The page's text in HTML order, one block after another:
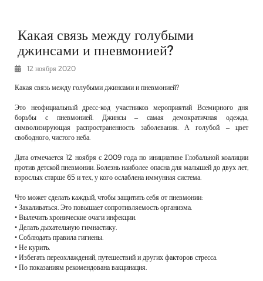
К СВЕДЕНИЮ
КОНКУРСЫ
ФОТОРЕПОРТАЖИ
РЕКЛАМОДАТЕЛЯМ
КОНТАКТЫ
Какая связь между голубыми
джинсами и пневмонией?
12 ноября 2020
Какая связь между голубыми джинсами и пневмонией?
Это неофициальный дресс-код участников мероприятий Всемирного дня
борьбы с пневмонией. Джинсы – самая демократичная одежда,
символизирующая распространенность заболевания. А голубой – цвет
свободного, чистого неба.
Дата отмечается 12 ноября с 2009 года по инициативе Глобальной коалиции
против детской пневмонии. Болезнь наиболее опасна для малышей до двух лет,
взрослых старше 65 и тех, у кого ослаблена иммунная система.
Что может сделать каждый, чтобы защитить себя от пневмонии:
• Закаливаться. Это повышает сопротивляемость организма.
• Вылечить хронические очаги инфекции.
• Делать дыхательную гимнастику.
• Соблюдать правила гигиены.
• Не курить.
• Избегать переохлаждений, путешествий и других факторов стресса.
• По показаниям рекомендована вакцинация.